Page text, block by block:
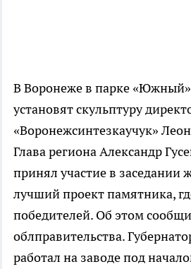
В Воронеже в парке «Южный»
установят скульптуру
«Воронежсинтезкаучук»
Глава региона Александр
принял участие в заседании
лучший проект памятника,
победителей. Об этом
облправительства.
работал на заводе под